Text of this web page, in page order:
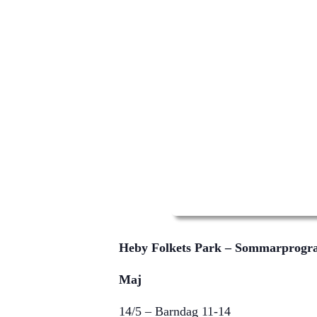
Heby Folkets Park –
Maj
14/5 – Barndag 11-14